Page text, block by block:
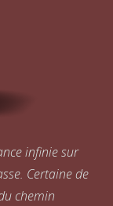
infinie sur
Certaine de
chemin